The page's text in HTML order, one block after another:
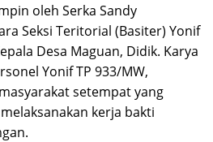
oleh Serka Sandy
Seksi Teritorial (Basiter) Yonif
Desa Maguan, Didik. Karya
Yonif TP 933/MW,
setempat yang
kerja bakti